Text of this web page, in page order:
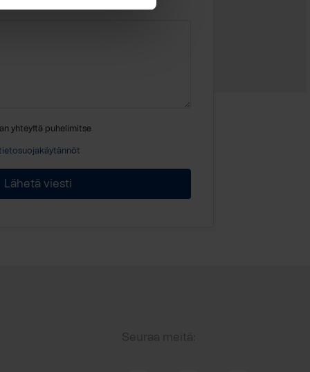
yhteyttä puhelimitse
Seuraa meitä: